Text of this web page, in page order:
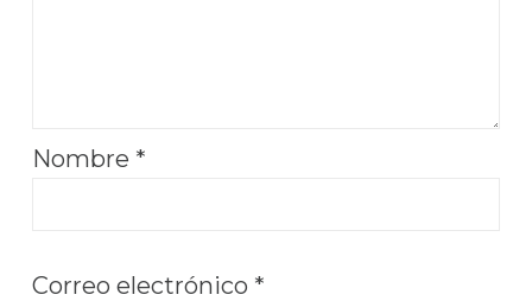
Nombre *
Correo electrónico *